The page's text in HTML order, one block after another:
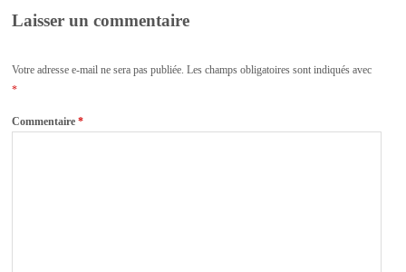
Laisser un commentaire
Votre adresse e-mail ne sera pas publiée. Les champs obligatoires sont indiqués avec
*
Commentaire*